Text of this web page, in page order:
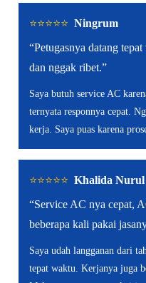
⭐️⭐️⭐️⭐️⭐️ Ningrum
“Petugasnya datang
dan nggak ribet.”
Saya butuh service AC
ternyata responnya cepat.
kerja. Saya puas karena
⭐️⭐️⭐️⭐️⭐️ Khalida Nurul
“Service AC nya cepat,
beberapa kali pakai
Saya udah langganan dari
tepat waktu. Kerjanya juga